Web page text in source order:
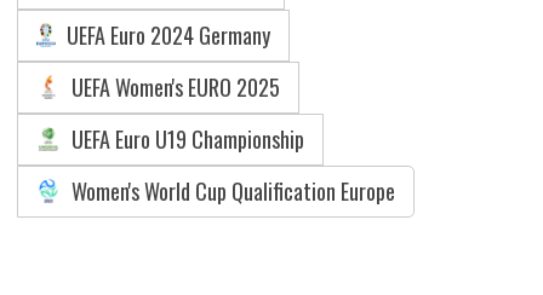
UEFA Euro 2024 Germany
UEFA Women's EURO 2025
UEFA Euro U19 Championship
Women's World Cup Qualification Europe